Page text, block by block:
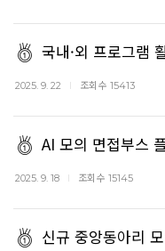
국내·외 프로그램
2025. 9. 22 조회수 15413
AI 모의 면접부스
2025. 9. 18 조회수 15145
신규 중앙동아리